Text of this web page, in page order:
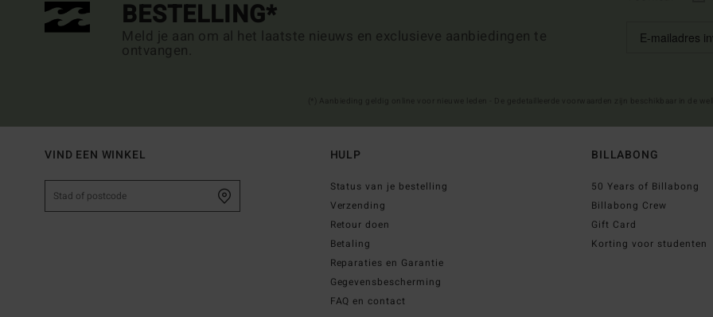
BESTELLING*
Meld je aan om al het laatste nieuws en exclusieve aanbiedingen te
ontvangen.
VIND EEN WINKEL HULP
Status van je bestelling
Verzending
Retour doen
Betaling
Reparaties en Garantie
Gegevensbescherming
FAQ en contact
BILLABONG
50 Years of Billabong
Billabong Crew
Gift Card
Korting voor studenten